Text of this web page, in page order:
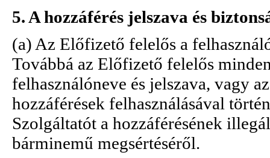
5. A hozzáférés jelszava és
(a) Az Előfizető felelős a
Továbbá az Előfizető felelős
felhasználóneve és jelszava, vagy
hozzáférések felhasználásával
Szolgáltatót a hozzáférésének
bárminemű megsértéséről.